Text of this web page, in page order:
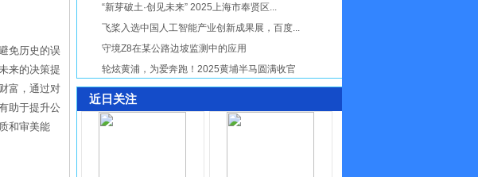
免历史的误
来的决策提
富，通过对
助于提升公
和审美能
“新芽破土·创见未来” 2025上海市奉贤区...
飞桨入选中国人工智能产业创新成果展，百度...
守境Z8在某公路边坡监测中的应用
轮炫黄浦，为爱奔跑！2025黄埔半马圆满收官
近日关注